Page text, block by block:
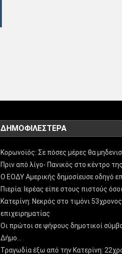
ΔΗΜΟΦΙΛΈΣΤΕΡΑ
Κορωνοϊός: Σε πόσες μέρες θα
Πριν από λίγο- Πανικός στο κέντρο
Ο ΕΟΔΥ Αμερικής δημοσίευσε οδηγό
Πιερία: Ιερέας είπε στους πιστούς
Κατερίνη: Νεκρός στο τιμόνι 53χρονος
επιχειρηματίας
Οι πρώτοι σε ψήφους δημοτικοί
Δήμο…
Τραγωδία έξω από την Κατερίνη: